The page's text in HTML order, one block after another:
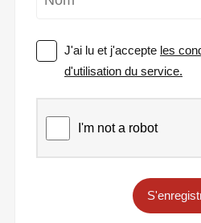
J'ai lu et j'accepte les
d'utilisation du service.